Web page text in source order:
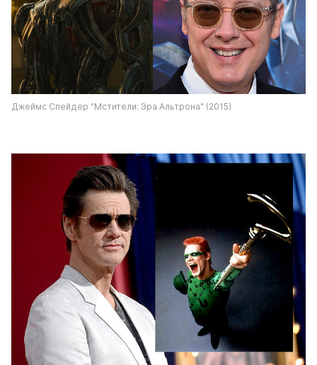
Джеймс Спейдер "Мстители: Эра Альтрона" (2015)